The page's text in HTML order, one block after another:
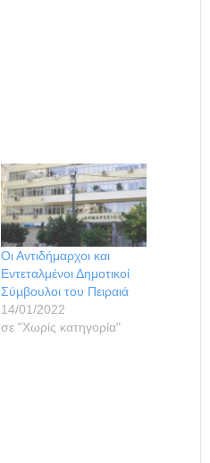
Οι Αντιδήμαρχοι και
Εντεταλμένοι Δημοτικοί
Σύμβουλοι του Πειραιά
14/01/2022
σε "Χωρίς κατηγορία"